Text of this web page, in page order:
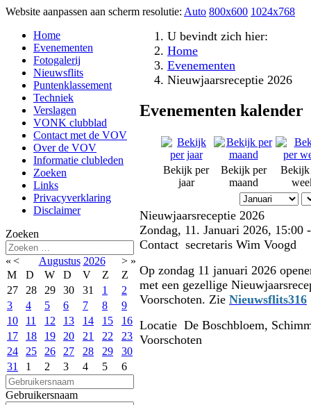
Website aanpassen aan scherm resolutie: Auto 800x600 1024x768
Home
Evenementen
Fotogalerij
Nieuwsflits
Puntenklassement
Techniek
Verslagen
VONK clubblad
Contact met de VOV
Over de VOV
Informatie clubleden
Zoeken
Links
Privacyverklaring
Disclaimer
Zoeken
« < Augustus 2026 > »
M
D W D V Z
Z
27
28 29 30 31 1
2
3
4 5 6 7 8
9
10
11 12 13 14 15
16
17
18 19 20 21 22
23
24
25 26 27 28 29
30
31
1 2 3 4 5 6
Gebruikersnaam
U bevindt zich hier:
Home
Evenementen
Nieuwjaarsreceptie 2026
Evenementen kalender
Bekijk per
jaar
Bekijk per
maand
Bekijk
Nieuwjaarsreceptie 2026
Zondag, 11. Januari 2026, 15:00
Contact secretaris Wim Voogd
Op zondag 11 januari 2026
met een gezellige
Voorschoten. Zie Nieuwsflits316
Locatie De Boschbloem,
Voorschoten